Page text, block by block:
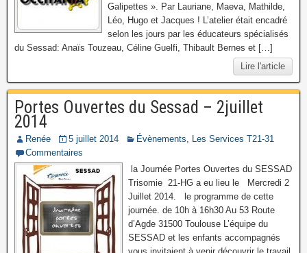
Galipettes ». Par Lauriane, Maeva, Mathilde,
Léo, Hugo et Jacques ! L’atelier était encadré
selon les jours par les éducateurs spécialisés
du Sessad: Anaïs Touzeau, Céline Guelfi, Thibault Bernes et […]
Lire l'article
Portes Ouvertes du Sessad – 2juillet
2014
Renée 5 juillet 2014 Évènements, Les Services T21-31
Commentaires
la Journée Portes Ouvertes du SESSAD
Trisomie 21-HG a eu lieu le Mercredi 2
Juillet 2014. le programme de cette
journée. de 10h à 16h30 Au 53 Route
d’Agde 31500 Toulouse L’équipe du
SESSAD et les enfants accompagnés